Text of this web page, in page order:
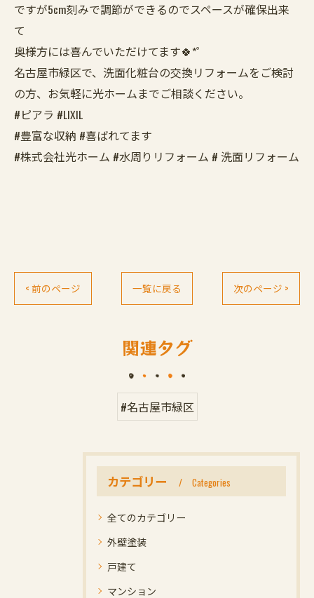
ですが5cm刻みで調節ができるのでスペースが確保出来
て
奥様方には喜んでいただけてます🍀*゜
名古屋市緑区で、洗面化粧台の交換リフォームをご検討
の方、お気軽に光ホームまでご相談ください。
#ピアラ #LIXIL
#豊富な収納 #喜ばれてます
#株式会社光ホーム #水周りリフォーム # 洗面リフォーム
< 前のページ 一覧に戻る 次のページ >
関連タグ
#名古屋市緑区
カテゴリー Categories
全てのカテゴリー
外壁塗装
戸建て
マンション